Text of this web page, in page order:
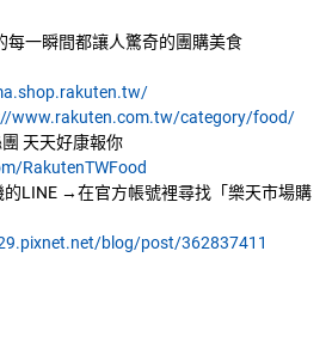
每一瞬間都讓人驚奇的團購美食
www.rakuten.com.tw/category/food/
天天好康報你
RakutenTWFood
LINE →在官方帳號裡尋找「樂天市場購
blog/post/362837411